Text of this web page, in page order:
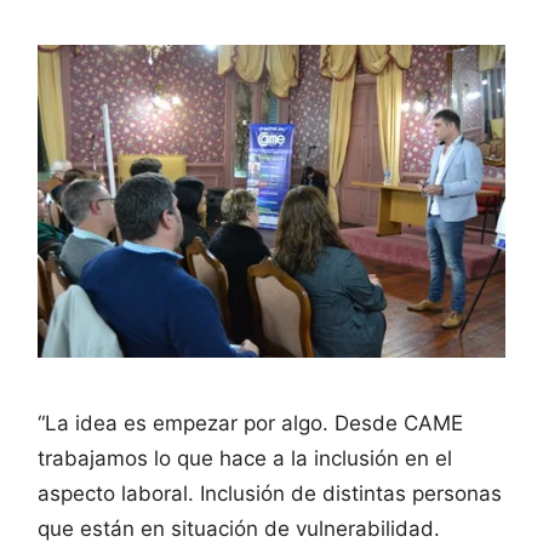
“La idea es empezar por algo. Desde CAME
trabajamos lo que hace a la inclusión en el
aspecto laboral. Inclusión de distintas personas
que están en situación de vulnerabilidad.